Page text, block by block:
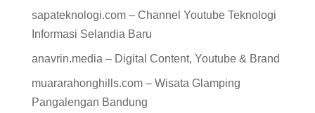
sapateknologi.com – Channel Youtube Teknologi
Informasi Selandia Baru
anavrin.media – Digital Content, Youtube & Brand
muararahonghills.com – Wisata Glamping
Pangalengan Bandung